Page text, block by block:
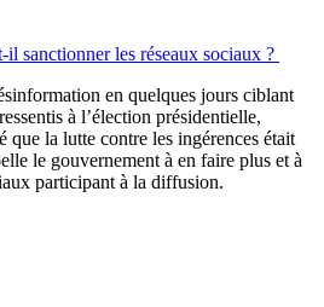
il sanctionner les réseaux sociaux ?
en quelques jours ciblant
à l’élection présidentielle,
que la lutte contre les ingérences était
le gouvernement à en faire plus et à
participant à la diffusion.